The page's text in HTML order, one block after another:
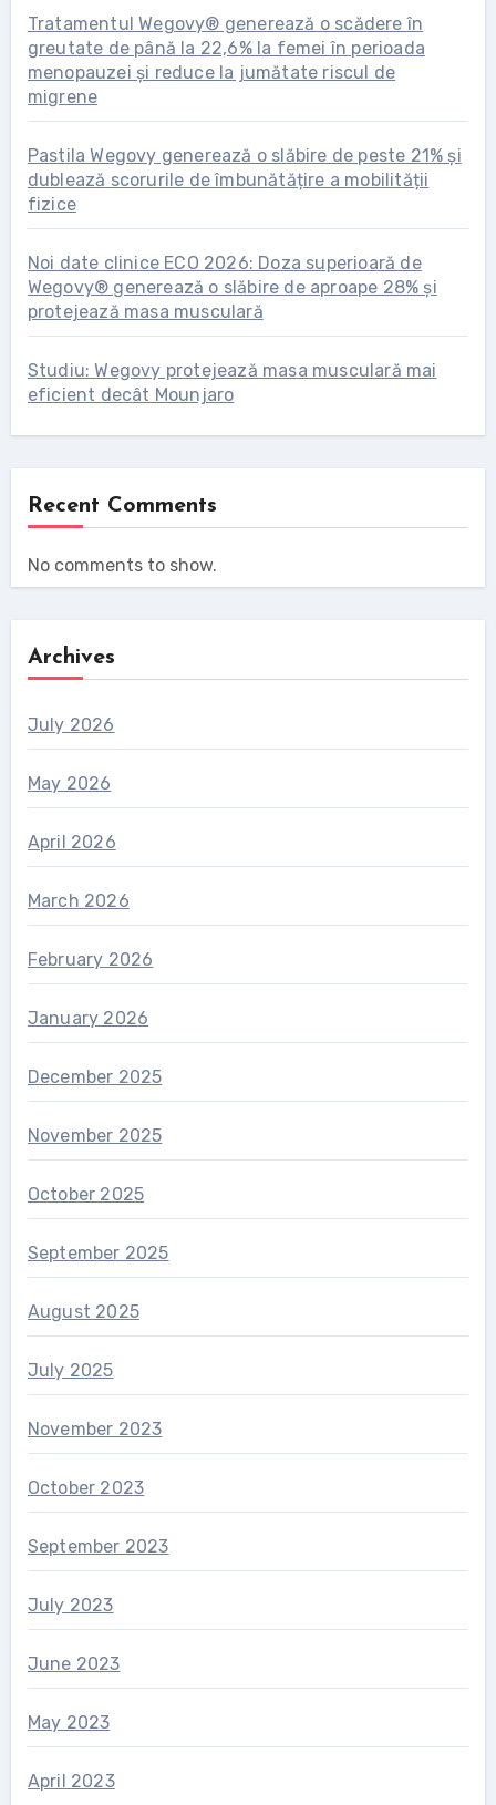
Tratamentul Wegovy® generează o scădere în
greutate de până la 22,6% la femei în perioada
menopauzei și reduce la jumătate riscul de
migrene
Pastila Wegovy generează o slăbire de peste 21% și
dublează scorurile de îmbunătățire a mobilității
fizice
Noi date clinice ECO 2026: Doza superioară de
Wegovy® generează o slăbire de aproape 28% și
protejează masa musculară
Studiu: Wegovy protejează masa musculară mai
eficient decât Mounjaro
Recent Comments
No comments to show.
Archives
July 2026
May 2026
April 2026
March 2026
February 2026
January 2026
December 2025
November 2025
October 2025
September 2025
August 2025
July 2025
November 2023
October 2023
September 2023
July 2023
June 2023
May 2023
April 2023